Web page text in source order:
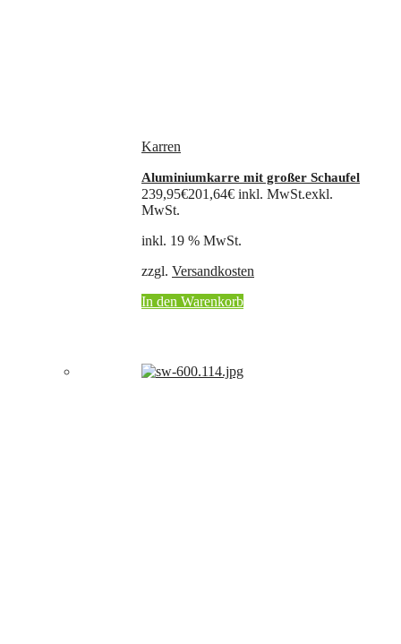
Karren
Aluminiumkarre mit großer Schaufel
239,95€201,64€ inkl. MwSt.exkl.
MwSt.
inkl. 19 % MwSt.
zzgl. Versandkosten
In den Warenkorb